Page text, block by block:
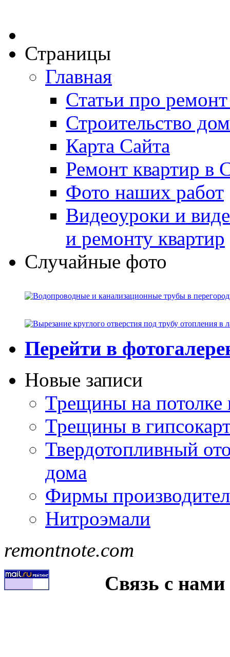
Страницы
Главная
Статьи про
Строительство
Карта Сайта
Ремонт квартир в
Фото наших работ
Видеоуроки и
и ремонту квартир
Случайные фото
Перейти в
Новые записи
Трещины на потолке
Трещины в
Твердотопливный
дома
Фирмы
Нитроэмали
remontnote.com
Связь с